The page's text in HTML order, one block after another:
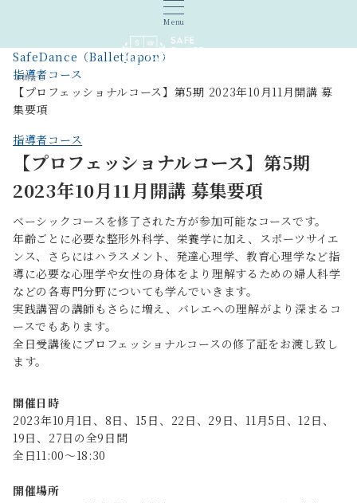
Menu
お問合せ
SafeDance（BalletJapon）
指導者コース
【プロフェッショナルコース】第5期 2023年10月11月開講 募
集要項
指導者コース
【プロフェッショナルコース】第5期
2023年10月11月開講 募集要項
ベーシックコースを修了された方が参加可能なコースです。
年齢ごとに必要な整形外科学、栄養学に加え、スポーツサイエ
ンス、さらにはハラスメント、発達心理学、教育心理学など指
導に必要な心理学や女性の身体をより理解するための婦人科学
などの各専門分野についても学んでいきます。
実践講習の講師もさらに増え、バレエへの理解がより深まるコ
ースでもあります。
全日受講後にプロフェッショナルコースの修了証をお渡し致し
ます。
開催日時
2023年10月1日、8日、15日、22日、29日、11月5日、12日、
19日、27日の全9日間
全日11:00〜18:30
開催場所